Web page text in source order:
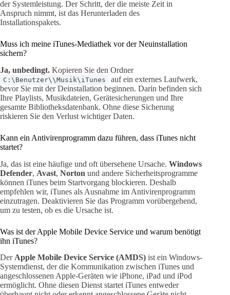
der Systemleistung. Der Schritt, der die meiste Zeit in
Anspruch nimmt, ist das Herunterladen des
Installationspakets.
Muss ich meine iTunes-Mediathek vor der Neuinstallation
sichern?
Ja, unbedingt. Kopieren Sie den Ordner
C:\Benutzer\\Musik\iTunes
auf ein externes Laufwerk,
bevor Sie mit der Deinstallation beginnen. Darin befinden sich
Ihre Playlists, Musikdateien, Gerätesicherungen und Ihre
gesamte Bibliotheksdatenbank. Ohne diese Sicherung
riskieren Sie den Verlust wichtiger Daten.
Kann ein Antivirenprogramm dazu führen, dass iTunes nicht
startet?
Ja, das ist eine häufige und oft übersehene Ursache. Windows
Defender, Avast, Norton und andere Sicherheitsprogramme
können iTunes beim Startvorgang blockieren. Deshalb
empfehlen wir, iTunes als Ausnahme im Antivirenprogramm
einzutragen. Deaktivieren Sie das Programm vorübergehend,
um zu testen, ob es die Ursache ist.
Was ist der Apple Mobile Device Service und warum benötigt
ihn iTunes?
DerApple Mobile Device Service (AMDS) ist ein Windows-
Systemdienst, der die Kommunikation zwischen iTunes und
angeschlossenen Apple-Geräten wie iPhone, iPad und iPod
ermöglicht. Ohne diesen Dienst startet iTunes entweder